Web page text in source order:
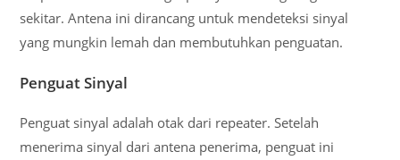
sekitar. Antena ini dirancang untuk mendeteksi sinyal
yang mungkin lemah dan membutuhkan penguatan.
Penguat Sinyal
Penguat sinyal adalah otak dari repeater. Setelah
menerima sinyal dari antena penerima, penguat ini